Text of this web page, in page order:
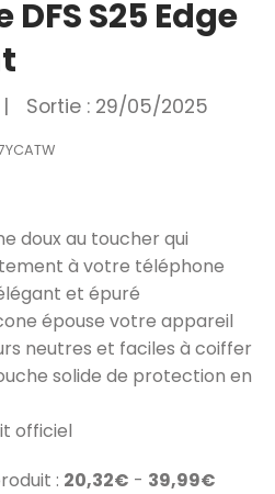
S25 Edge
| Sortie : 29/05/2025
doux au toucher qui
à votre téléphone
et épuré
épouse votre appareil
neutres et faciles à coiffer
solide de protection en
officiel
: 20,32€ - 39,99€